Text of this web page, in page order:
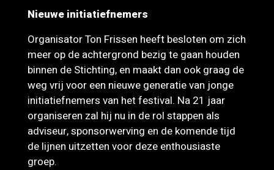
Nieuwe initiatiefnemers
Organisator Ton Frissen heeft besloten om zich
meer op de achtergrond bezig te gaan houden
binnen de Stichting, en maakt dan ook graag de
weg vrij voor een nieuwe generatie van jonge
initiatiefnemers van het festival. Na 21 jaar
organiseren zal hij nu in de rol stappen als
adviseur, sponsorwerving en de komende tijd
de lijnen uitzetten voor deze enthousiaste
groep.